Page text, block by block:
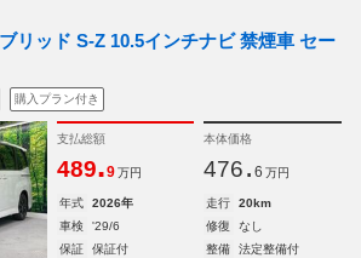
リッド S-Z 10.5インチナビ 禁煙車 セー
購入プラン付き
支払総額
489.9 万円
本体価格
476. 6 万円
年式 2026年 走行
20km
車検
'29/6 修復
なし
保証
保証付 整備
法定整備付